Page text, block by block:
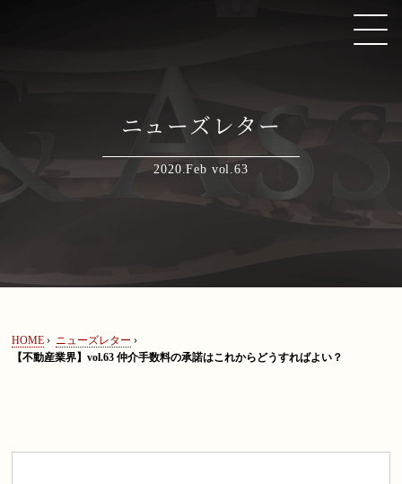
ニューズレター
2020.Feb vol.63
HOME › ニューズレター ›
【不動産業界】vol.63 仲介手数料の承諾はこれからどうすればよい？